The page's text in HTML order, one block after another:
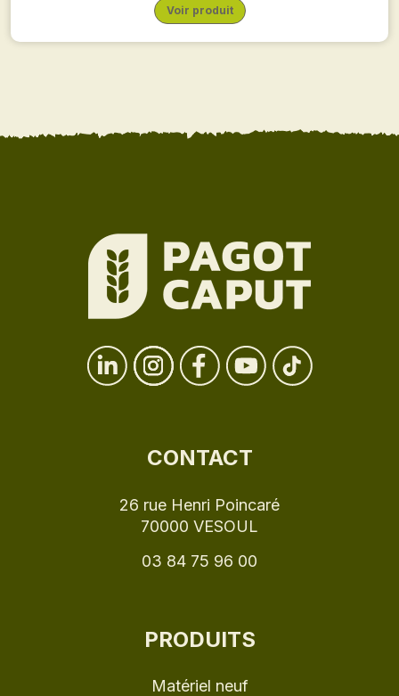
Voir produit
CONTACT
26 rue Henri Poincaré
70000 VESOUL
03 84 75 96 00
PRODUITS
Matériel neuf